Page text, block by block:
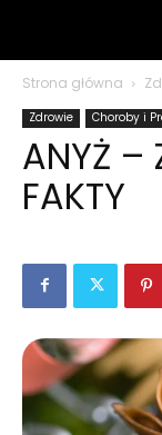
Strona główna
Zdrowie Choroby i
ANYŻ –
FAKTY